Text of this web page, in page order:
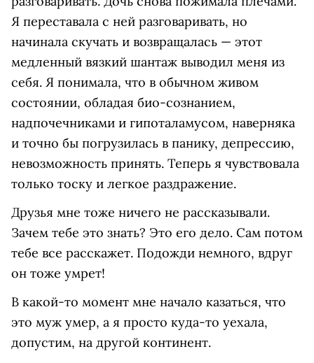
Я переставала с ней разговаривать, но
начинала скучать и возвращалась — этот
медленный вязкий шантаж выводил меня из
себя. Я понимала, что в обычном живом
состоянии, обладая био-сознанием,
надпочечниками и гипоталамусом, наверняка
и точно бы погрузилась в панику, депрессию,
невозможность принять. Теперь я чувствовала
только тоску и легкое раздражение.
Друзья мне тоже ничего не рассказывали.
Зачем тебе это знать? Это его дело. Сам потом
тебе все расскажет. Подожди немного, вдруг
он тоже умрет!
В какой-то момент мне начало казаться, что
это муж умер, а я просто куда-то уехала,
допустим, на другой континент.